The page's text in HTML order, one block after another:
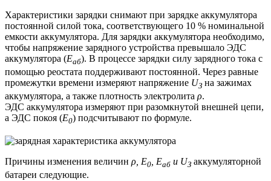
Характеристики зарядки снимают при зарядке аккумулятора
постоянной силой тока, соответствующего 10 % номинальной
емкости аккумулятора. Для зарядки аккумулятора необходимо,
чтобы напряжение зарядного устройства превышало ЭДС
аккумулятора (Еаб). В процессе зарядки силу зарядного тока с
помощью реостата поддерживают постоянной. Через равные
промежутки времени измеряют напряжение UЗ на зажимах
аккумулятора, а также плотность электролита ρ.
ЭДС аккумулятора измеряют при разомкнутой внешней цепи,
а ЭДС покоя (Е0) подсчитывают по формуле.
Причины изменения величин ρ, Е0 , Еаб и UЗ аккумуляторной
батареи следующие.